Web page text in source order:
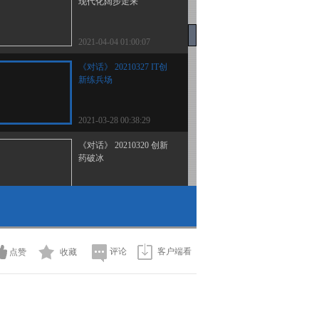
2021-04-04 01:00:07
《对话》 20210327 IT创
新练兵场
2021-03-28 00:38:29
《对话》 20210320 创新
药破冰
2021-03-07 01:13:39
点赞 收藏 评论 客户端看